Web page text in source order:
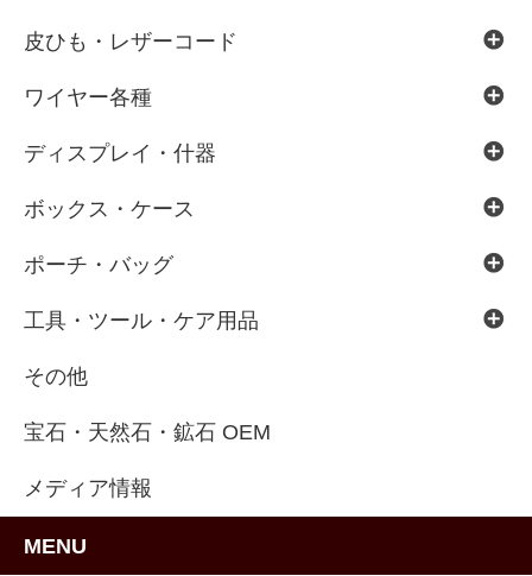
皮ひも・レザーコード
ワイヤー各種
ディスプレイ・什器
ボックス・ケース
ポーチ・バッグ
工具・ツール・ケア用品
その他
宝石・天然石・鉱石 OEM
メディア情報
MENU